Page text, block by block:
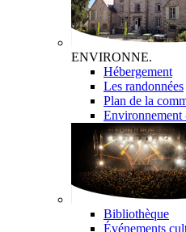
ENVIRONNE.
Hébergement
Les randonnées
Plan de la
Environnement
Bibliothèque
Événements